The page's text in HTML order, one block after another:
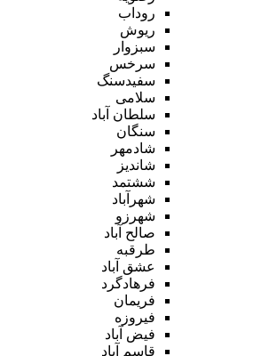
روداب
ریوش
سبزوار
سرخس
سفیدسنگ
سلامی
سلطان آباد
سنگان
شادمهر
شاندیز
ششتمد
شهرآباد
شهرزو
صالح آباد
طرقبه
عشق آباد
فرهادگرد
فریمان
فیروزه
فیض آباد
قاسم آباد